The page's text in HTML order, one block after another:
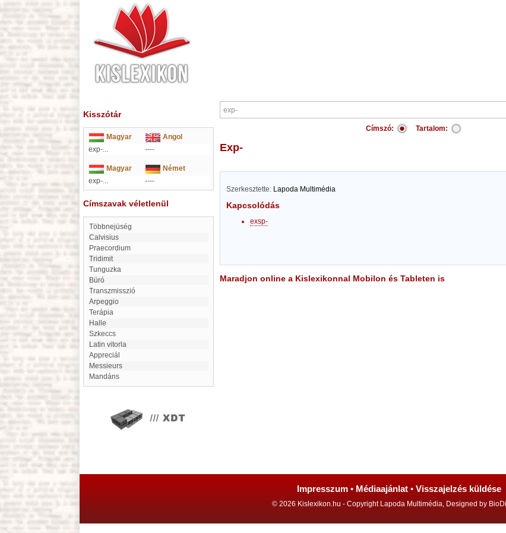
Kisszótár
Magyar
Angol
exp-...
----
Magyar
Német
exp-...
----
Címszavak véletlenül
Többnejüség
Calvisius
Praecordium
Tridimit
Tunguzka
büró
transzmisszió
Arpeggio
Terápia
Halle
szkeccs
Latin vitorla
Appreciál
Messieurs
mandáns
Címszó: Tartalom:
exp-
Szerkesztette: Lapoda Multimédia
Kapcsolódás
exsp-
Maradjon online a Kislexikonnal Mobilon és Tableten is
Impresszum • Médiaajánlat • Visszajelzés küldése
© 2026 Kislexikon.hu - Copyright Lapoda Multimédia, Designed by